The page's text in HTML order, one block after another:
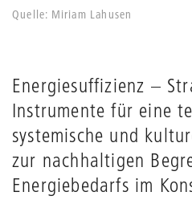
Quelle: Miriam Lahusen
Energiesuffizienz –
Instrumente für eine
systemische und
zur nachhaltigen
Energiebedarfs im